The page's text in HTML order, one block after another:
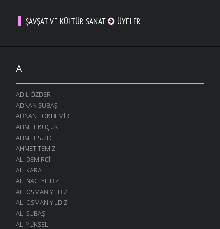
ŞAVŞAT VE KÜLTÜR-SANAT ÜYELER
A
ADIL ÖZDER
ADNAN SUBAŞ
ADNAN TOKDEMIR
AHMET KÜÇÜK
AHMET SUTCI
AHMET TEMIZ
ALI DEMIRCI
ALI KARA
ALI NACI YILDIZ
ALI OSMAN YILDIZ
ALI OSMAN YILDIZ
ALI SUBAŞI
ALI YÜKSEL